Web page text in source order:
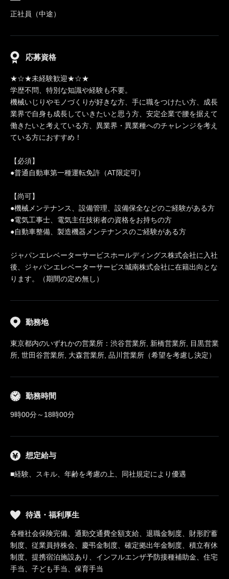
正社員（中途）
応募資格
★☆★未経験歓迎★☆★
学歴不問、特別な知識や経験も不要。
機械いじりやモノづくりが好きな方、手に職をつけたい方、成長
業界で自身も成長していきたいと思う方、安定企業で腰を据えて
働きたいと考えている方、異業界・異業種へのチャレンジを考え
ている方におすすめ！
【必須】
●普通自動車第一種運転免許（AT限定可）
【尚可】
●機械メンテナンス、設備管理、設備保全などのご経験がある方
●電気工事士、電気主任技術者の資格をお持ちの方
●自動車整備、製造機器メンテナンスのご経験がある方
ジャパンエレベーターサービスホールディングス株式会社に入社
後、ジャパンエレベーターサービス城南株式会社に在籍出向とな
ります。（期間の定め無し）
勤務地
東京都内のいずれかの営業所：渋谷営業所, 新橋営業所, 目黒営業
所, 世田谷営業所, 大森営業所, 品川営業所（希望を考慮し決定）
勤務時間
9時00分～18時00分
想定給与
■経験、スキル、年齢を考慮の上、同社規定により優遇
待遇・福利厚生
各種社会保険完備、通勤交通費全額支給、退職金制度、財形貯蓄
制度、従業員持株会、慶弔金制度、確定拠出年金制度、積立有休
制度、提携宿泊施設あり、インフルエンザ予防接種補助金、住宅
手当、子ども手当、保育手当